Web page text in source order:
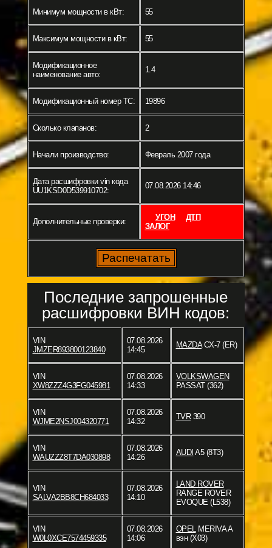
Минимум мощности в кВт: 55
Максимум мощности в кВт: 55
Модификационное
наименование авто:
1.4
Модификационный номер ТС: 19896
Сколько клапанов: 2
Начали производство: Февраль 2007 года
Дата расшифровки vin кода
UU1KSD0D539910702:
07.08.2026 14:46
Дополнительные проверки: УГОН
ДТП
ЗАЛОГ
Последние запрошенные
расшифровки ВИН кодов:
VIN
JMZER893800123840
07.08.2026
14:45
MAZDACX-7 (ER)
VIN
XW8ZZZ4G3FG045981
07.08.2026
14:33
VOLKSWAGEN
PASSAT (362)
VIN
WJME2NSJ004320771
07.08.2026
14:32
TVR390
VIN
WAUZZZ8T7DA030898
07.08.2026
14:26
AUDI A5 (8T3)
VIN
SALVA2BB8CH684033
07.08.2026
14:10
LAND ROVER
RANGE ROVER
EVOQUE (L538)
VIN
W0L0XCE7574459335
07.08.2026
14:06
OPELMERIVA A
вэн (X03)